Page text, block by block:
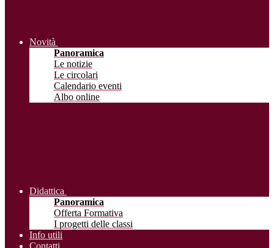
Novità
Panoramica
Le notizie
Le circolari
Calendario eventi
Albo online
Didattica
Panoramica
Offerta Formativa
I progetti delle classi
Info utili